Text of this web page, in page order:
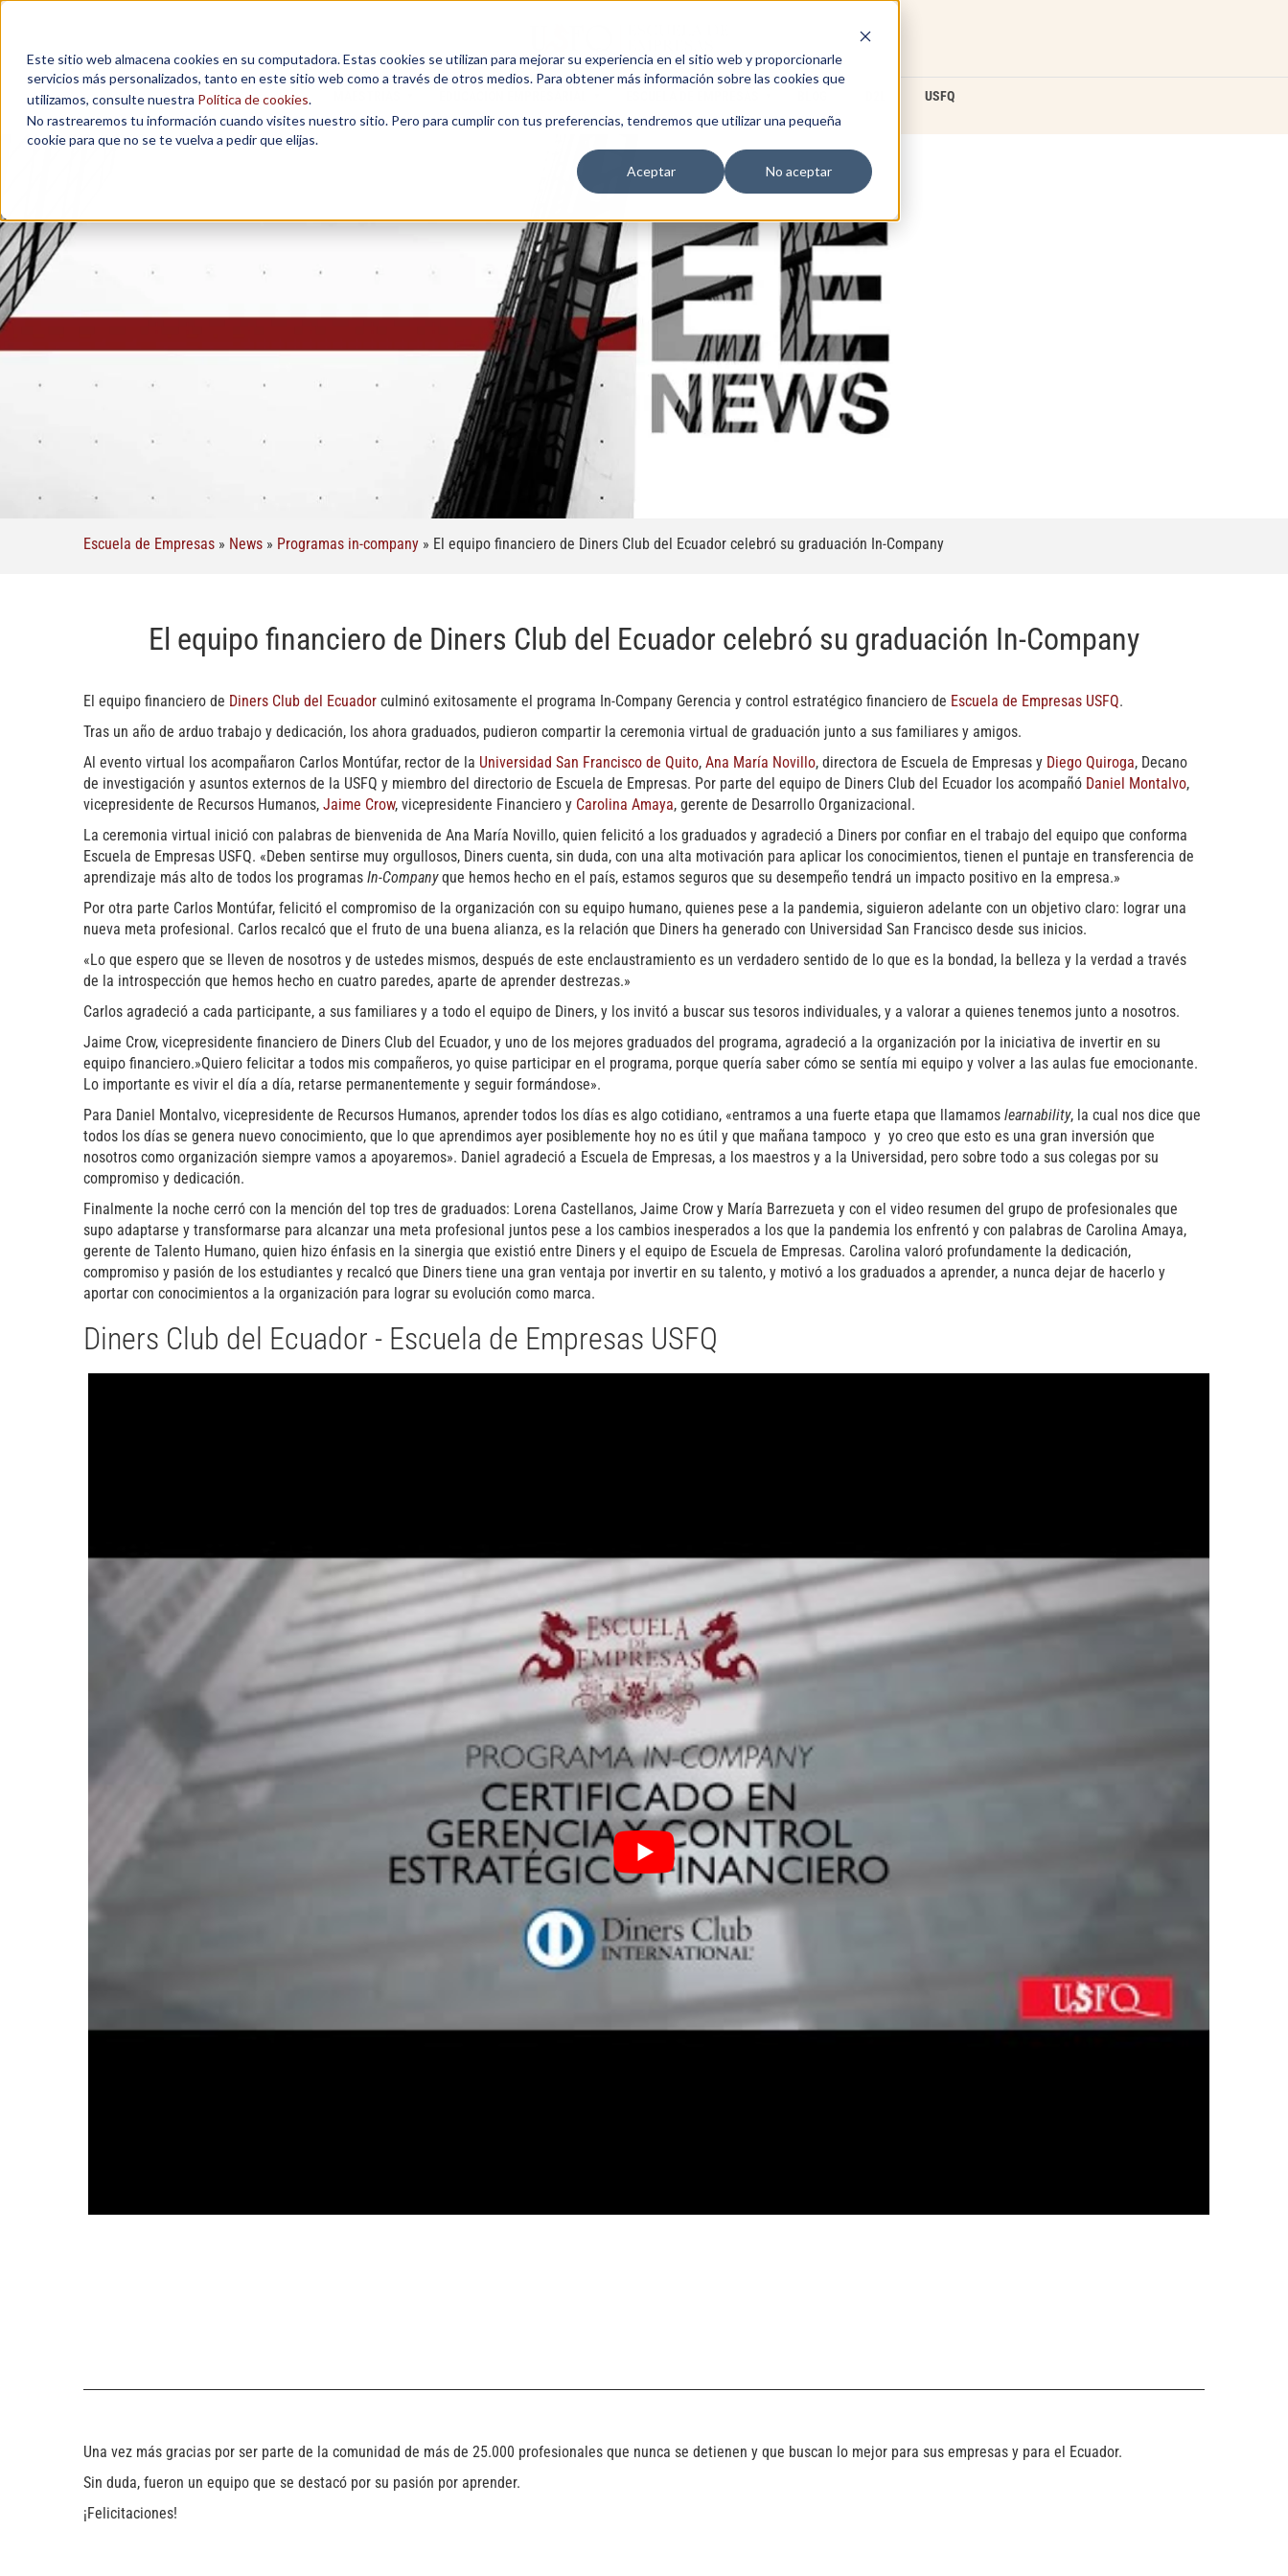
Este sitio web almacena cookies en su computadora. Estas cookies se utilizan para mejorar su experiencia en el sitio web y proporcionarle
servicios más personalizados, tanto en este sitio web como a través de otros medios. Para obtener más información sobre las cookies que
utilizamos, consulte nuestra Política de cookies.
No rastrearemos tu información cuando visites nuestro sitio. Pero para cumplir con tus preferencias, tendremos que utilizar una pequeña
cookie para que no se te vuelva a pedir que elijas.
Aceptar
No aceptar
USFQ
Escuela de Empresas » News » Programas in-company » El equipo financiero de Diners Club del Ecuador celebró su graduación In-Company
El equipo financiero de Diners Club del Ecuador celebró su graduación In-Company
El equipo financiero de Diners Club del Ecuador culminó exitosamente el programa In-Company Gerencia y control estratégico financiero de Escuela de Empresas USFQ.
Tras un año de arduo trabajo y dedicación, los ahora graduados, pudieron compartir la ceremonia virtual de graduación junto a sus familiares y amigos.
Al evento virtual los acompañaron Carlos Montúfar, rector de la Universidad San Francisco de Quito, Ana María Novillo, directora de Escuela de Empresas y Diego Quiroga, Decano
de investigación y asuntos externos de la USFQ y miembro del directorio de Escuela de Empresas. Por parte del equipo de Diners Club del Ecuador los acompañó Daniel Montalvo,
vicepresidente de Recursos Humanos, Jaime Crow, vicepresidente Financiero y Carolina Amaya, gerente de Desarrollo Organizacional.
La ceremonia virtual inició con palabras de bienvenida de Ana María Novillo, quien felicitó a los graduados y agradeció a Diners por confiar en el trabajo del equipo que conforma
Escuela de Empresas USFQ. «Deben sentirse muy orgullosos, Diners cuenta, sin duda, con una alta motivación para aplicar los conocimientos, tienen el puntaje en transferencia de
aprendizaje más alto de todos los programas In-Companyque hemos hecho en el país, estamos seguros que su desempeño tendrá un impacto positivo en la empresa.»
Por otra parte Carlos Montúfar, felicitó el compromiso de la organización con su equipo humano, quienes pese a la pandemia, siguieron adelante con un objetivo claro: lograr una
nueva meta profesional. Carlos recalcó que el fruto de una buena alianza, es la relación que Diners ha generado con Universidad San Francisco desde sus inicios.
«Lo que espero que se lleven de nosotros y de ustedes mismos, después de este enclaustramiento es un verdadero sentido de lo que es la bondad, la belleza y la verdad a través
de la introspección que hemos hecho en cuatro paredes, aparte de aprender destrezas.»
Carlos agradeció a cada participante, a sus familiares y a todo el equipo de Diners, y los invitó a buscar sus tesoros individuales, y a valorar a quienes tenemos junto a nosotros.
Jaime Crow, vicepresidente financiero de Diners Club del Ecuador, y uno de los mejores graduados del programa, agradeció a la organización por la iniciativa de invertir en su
equipo financiero.»Quiero felicitar a todos mis compañeros, yo quise participar en el programa, porque quería saber cómo se sentía mi equipo y volver a las aulas fue emocionante.
Lo importante es vivir el día a día, retarse permanentemente y seguir formándose».
Para Daniel Montalvo, vicepresidente de Recursos Humanos, aprender todos los días es algo cotidiano, «entramos a una fuerte etapa que llamamos learnability, la cual nos dice que
todos los días se genera nuevo conocimiento, que lo que aprendimos ayer posiblemente hoy no es útil y que mañana tampoco y yo creo que esto es una gran inversión que
nosotros como organización siempre vamos a apoyaremos». Daniel agradeció a Escuela de Empresas, a los maestros y a la Universidad, pero sobre todo a sus colegas por su
compromiso y dedicación.
Finalmente la noche cerró con la mención del top tres de graduados: Lorena Castellanos, Jaime Crow y María Barrezueta y con el video resumen del grupo de profesionales que
supo adaptarse y transformarse para alcanzar una meta profesional juntos pese a los cambios inesperados a los que la pandemia los enfrentó y con palabras de Carolina Amaya,
gerente de Talento Humano, quien hizo énfasis en la sinergia que existió entre Diners y el equipo de Escuela de Empresas. Carolina valoró profundamente la dedicación,
compromiso y pasión de los estudiantes y recalcó que Diners tiene una gran ventaja por invertir en su talento, y motivó a los graduados a aprender, a nunca dejar de hacerlo y
aportar con conocimientos a la organización para lograr su evolución como marca.
Diners Club del Ecuador - Escuela de Empresas USFQ
Una vez más gracias por ser parte de la comunidad de más de 25.000 profesionales que nunca se detienen y que buscan lo mejor para sus empresas y para el Ecuador.
Sin duda, fueron un equipo que se destacó por su pasión por aprender.
¡Felicitaciones!